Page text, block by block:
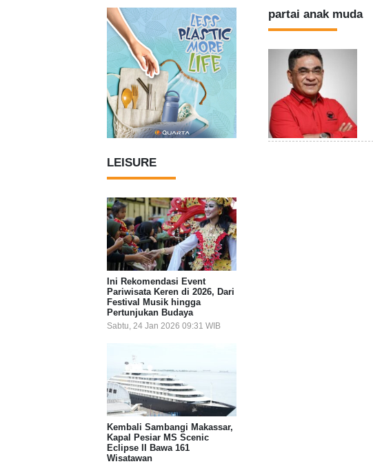
LEISURE
Ini Rekomendasi Event
Pariwisata Keren di 2026, Dari
Festival Musik hingga
Pertunjukan Budaya
Sabtu, 24 Jan 2026 09:31 WIB
Kembali Sambangi Makassar,
Kapal Pesiar MS Scenic
Eclipse II Bawa 161
Wisatawan
partai anak muda